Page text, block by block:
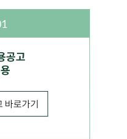
공고
바로가기